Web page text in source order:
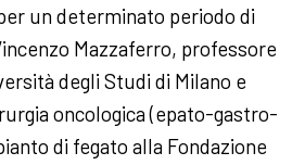
un determinato periodo di
Mazzaferro, professore
degli Studi di Milano e
oncologica (epato-gastro-
di fegato alla Fondazione